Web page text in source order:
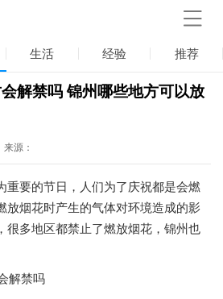
生活 经验 推荐
解禁吗 锦州哪些地方可以放
来源：
要的节日，人们为了庆祝都是会燃
放烟花时产生的气体对环境造成的影
很多地区都禁止了燃放烟花，锦州也
解禁吗